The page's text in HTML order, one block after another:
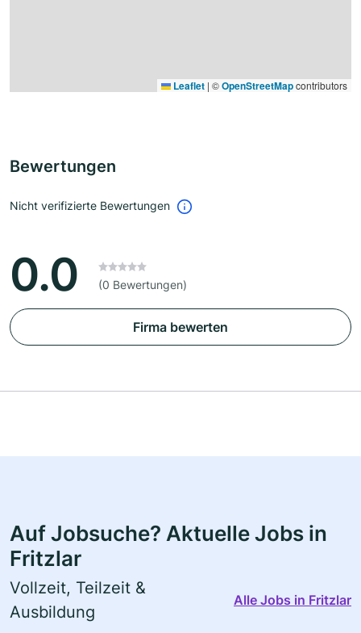
Leaflet | ©OpenStreetMapcontributors
Bewertungen
Nicht verifizierte Bewertungen
0.0 (0 Bewertungen)
Firma bewerten
Auf Jobsuche? Aktuelle Jobs in
Fritzlar
Vollzeit, Teilzeit &
Ausbildung
Alle Jobs in Fritzlar